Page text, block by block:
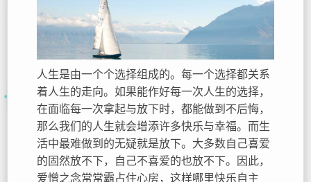
人生是由一个个选择组成的。每一个选择都关系
着人生的走向。如果能作好每一次人生的选择，
在面临每一次拿起与放下时，都能做到不后悔，
那么我们的人生就会增添许多快乐与幸福。而生
活中最难做到的无疑就是放下。大多数自己喜爱
的固然放不下，自己不喜爱的也放不下。因此，
爱憎之念常常霸占住心房，这样哪里快乐自主